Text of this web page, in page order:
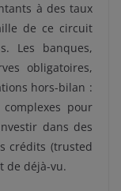
à des taux
de ce circuit
Les banques,
obligatoires,
hors-bilan :
pour
dans des
crédits (trusted
de déjà-vu.